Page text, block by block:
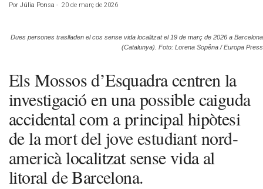
Por Júlia Ponsa - 20 de març de 2026
Dues persones traslladen el cos sense vida localitzat el 19 de març de 2026 a Barcelona
(Catalunya). Foto: Lorena Sopêna / Europa Press
Els Mossos d’Esquadra centren la
investigació en una possible caiguda
accidental com a principal hipòtesi
de lamort del jove estudiant nord-
americàlocalitzat sense vida al
litoral de Barcelona.